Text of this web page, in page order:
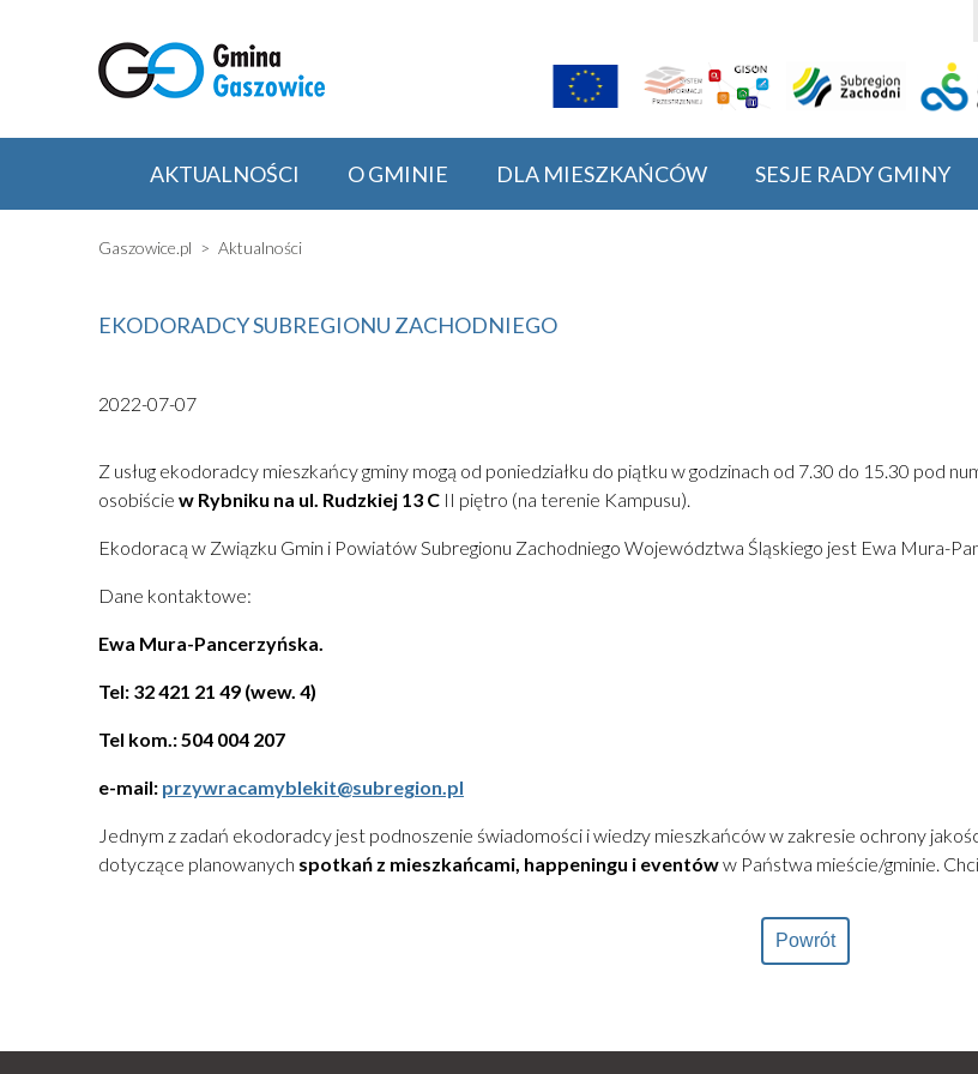
AKTUALNOŚCI O GMINIE DLA MIESZKAŃCÓW SESJE RADY GMINY
Gaszowice.pl Aktualności
EKODORADCY SUBREGIONU ZACHODNIEGO
2022-07-07
Z usług ekodoradcy mieszkańcy gminy mogą od poniedziałku do piątku w godzinach od 7.30 do 15.30 pod
osobiście w Rybniku na ul. Rudzkiej 13 C II piętro (na terenie Kampusu).
Ekodoracą w Związku Gmin i Powiatów Subregionu Zachodniego Województwa Śląskiego jest Ewa Mura-
Dane kontaktowe:
Ewa Mura-Pancerzyńska.
Tel: 32 421 21 49 (wew. 4)
Tel kom.: 504 004 207
e-mail: przywracamyblekit@subregion.pl
Jednym z zadań ekodoradcy jest podnoszenie świadomości i wiedzy mieszkańców w zakresie ochrony
dotyczące planowanych spotkań z mieszkańcami, happeningu i eventóww Państwa mieście/gminie.
Powrót